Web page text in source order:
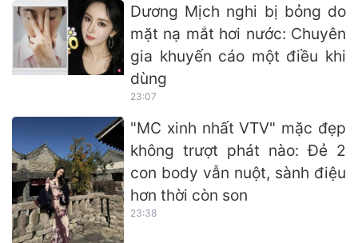
Dương Mịch nghi bị bỏng do
mặt nạ mắt hơi nước: Chuyên
gia khuyến cáo một điều khi
dùng
23:07
"MC xinh nhất VTV" mặc đẹp
không trượt phát nào: Đẻ 2
con body vẫn nuột, sành điệu
hơn thời còn son
23:38